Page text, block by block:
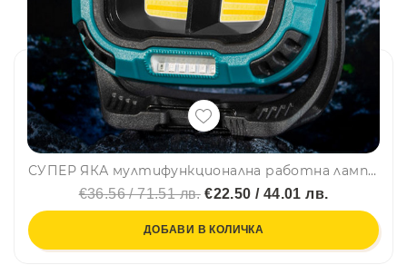
СУПЕР ЯКА мултифункционална работна лампа с няколко режима на работа W894-1
€36.56 / 71.51 лв.€22.50 / 44.01 лв.
ДОБАВИ В КОЛИЧКА